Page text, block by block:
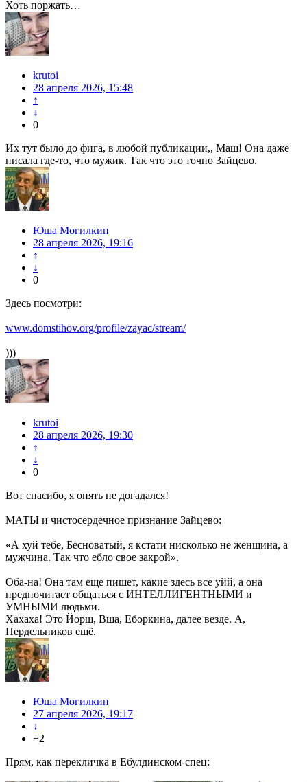
Хоть поржать…
krutoi
28 апреля 2026, 15:48
↑
↓
0
Их тут было до фига, в любой публикации,, Маш! Она даже
писала где-то, что мужик. Так что это точно Зайцево.
Юша Могилкин
28 апреля 2026, 19:16
↑
↓
0
Здесь посмотри:
www.domstihov.org/profile/zayac/stream/
)))
krutoi
28 апреля 2026, 19:30
↑
↓
0
Вот спасибо, я опять не догадался!
МАТЫ и чистосердечное признание Зайцево:
«А хуй тебе, Бесноватый, я кстати нисколько не женщина, а
мужчина. Так что ебло свое закрой».
Оба-на! Она там еще пишет, какие здесь все уйй, а она
предпочитает общаться с ИНТЕЛЛИГЕНТНЫМИ и
УМНЫМИ людьми.
Хахаха! Это Йорш, Вша, Еборкина, далее везде. А,
Пердельников ещё.
Юша Могилкин
27 апреля 2026, 19:17
↓
+2
Прям, как перекличка в Ебулдинском-спец: